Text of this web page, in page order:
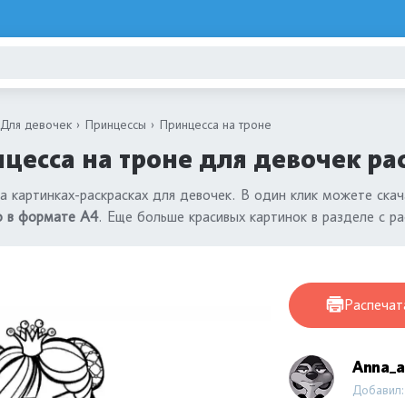
Для девочек Принцессы Принцесса на троне
на троне для девочек
картинках-раскрасках для девочек. В один клик можете
в формате А4. Еще больше красивых картинок в разделе с